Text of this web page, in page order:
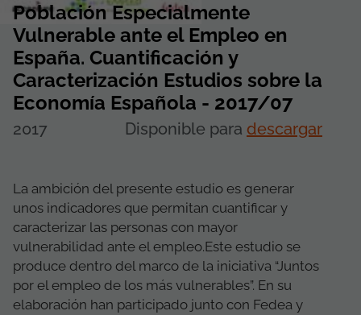
Población Especialmente
Vulnerable ante el Empleo en
España. Cuantificación y
Caracterización Estudios sobre la
Economía Española - 2017/07
2017 Disponible para descargar
La ambición del presente estudio es generar
unos indicadores que permitan cuantificar y
caracterizar las personas con mayor
vulnerabilidad ante el empleo.Este estudio se
produce dentro del marco de la iniciativa “Juntos
por el empleo de los más vulnerables”. En su
elaboración han participado junto con Fedea y